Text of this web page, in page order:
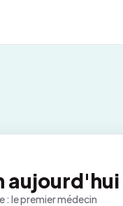
aujourd'hui
: le premier médecin